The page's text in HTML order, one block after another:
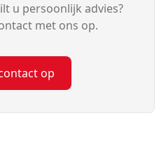
u persoonlijk advies?
met ons op.
op